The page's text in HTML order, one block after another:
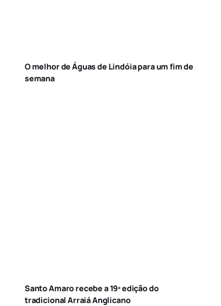
O melhor de Águas de Lindóia para um fim de
semana
Santo Amaro recebe a 19ª edição do
tradicional Arraiá Anglicano